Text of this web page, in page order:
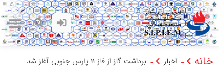
خانه - اخبار - برداشت گاز از فاز ۱۱ پارس جنوبی آغاز شد